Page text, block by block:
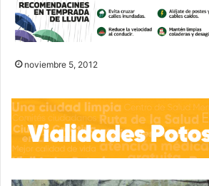
noviembre 5, 2012